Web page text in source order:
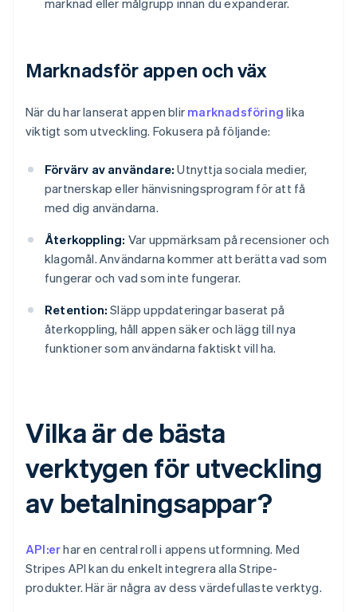
marknad eller målgrupp innan du expanderar.
Marknadsför appen och väx
När du har lanserat appen blir marknadsföring lika
viktigt som utveckling. Fokusera på följande:
Förvärv av användare: Utnyttja sociala medier,
partnerskap eller hänvisningsprogram för att få
med dig användarna.
Återkoppling: Var uppmärksam på recensioner och
klagomål. Användarna kommer att berätta vad som
fungerar och vad som inte fungerar.
Retention: Släpp uppdateringar baserat på
återkoppling, håll appen säker och lägg till nya
funktioner som användarna faktiskt vill ha.
Vilka är de bästa
verktygen för utveckling
av betalningsappar?
API:erhar en central roll i appens utformning. Med
Stripes API kan du enkelt integrera alla Stripe-
produkter. Här är några av dess värdefullaste verktyg.